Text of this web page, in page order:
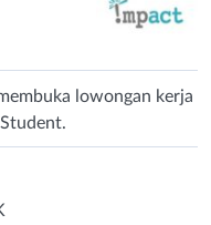
lowongan kerja